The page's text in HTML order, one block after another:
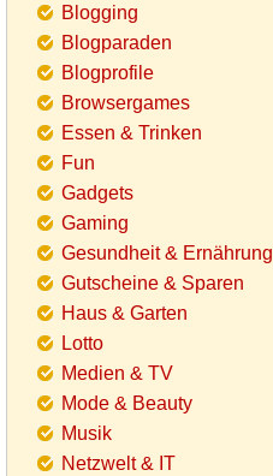
Blogging
Blogparaden
Blogprofile
Browsergames
Essen & Trinken
Fun
Gadgets
Gaming
Gesundheit & Ernährung
Gutscheine & Sparen
Haus & Garten
Lotto
Medien & TV
Mode & Beauty
Musik
Netzwelt & IT